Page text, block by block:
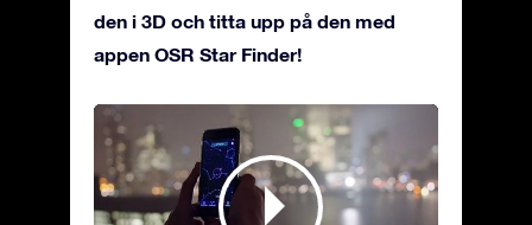
den i 3D och titta upp på den med
appen OSR Star Finder!